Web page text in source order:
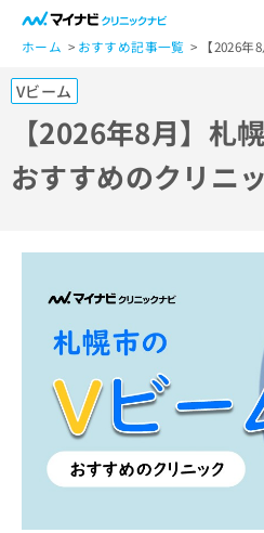
ホーム おすすめ記事一覧 【2026
Vビーム
【2026年8月】札
おすすめのクリニ
一
般
ー
ザ
ー
の
方